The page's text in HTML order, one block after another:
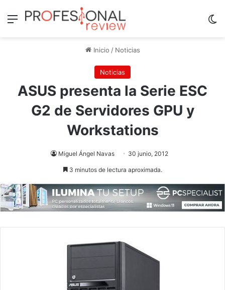
Menú
Inicio / Noticias
Noticias
ASUS presenta la Serie ESC
G2 de Servidores GPU y
Workstations
Miguel Ángel Navas 30 junio, 2012
3 minutos de lectura aproximada.